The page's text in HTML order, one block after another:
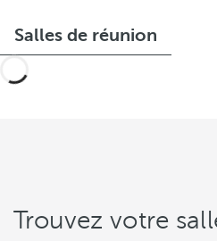
Salles de réunion
Trouvez votre